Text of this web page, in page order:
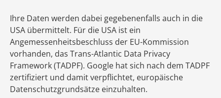
Ihre Daten werden dabei gegebenenfalls auch in die
USA übermittelt. Für die USA ist ein
Angemessenheitsbeschluss der EU-Kommission
vorhanden, das Trans-Atlantic Data Privacy
Framework (TADPF). Google hat sich nach dem TADPF
zertifiziert und damit verpflichtet, europäische
Datenschutzgrundsätze einzuhalten.